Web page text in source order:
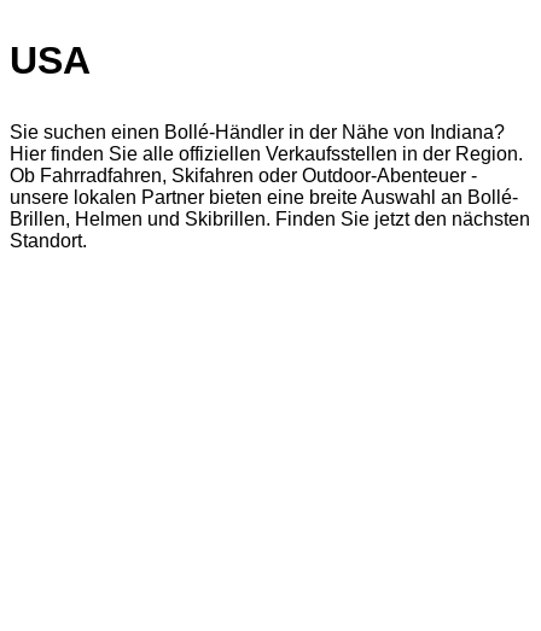
USA
Sie suchen einen Bollé-Händler in der Nähe von Indiana?
Hier finden Sie alle offiziellen Verkaufsstellen in der Region.
Ob Fahrradfahren, Skifahren oder Outdoor-Abenteuer -
unsere lokalen Partner bieten eine breite Auswahl an Bollé-
Brillen, Helmen und Skibrillen. Finden Sie jetzt den nächsten
Standort.